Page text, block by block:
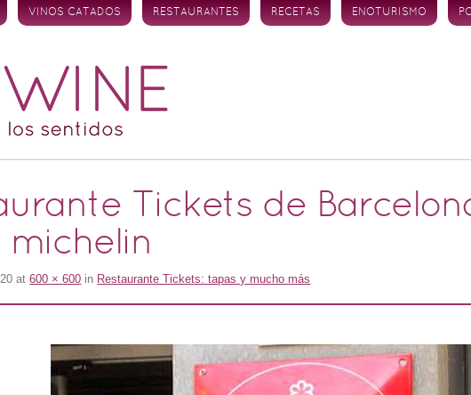
VINOS CATADOS RESTAURANTES RECETAS ENOTURISMO
Tickets de
michelin
at600 × 600 in Restaurante Tickets: tapas y mucho más